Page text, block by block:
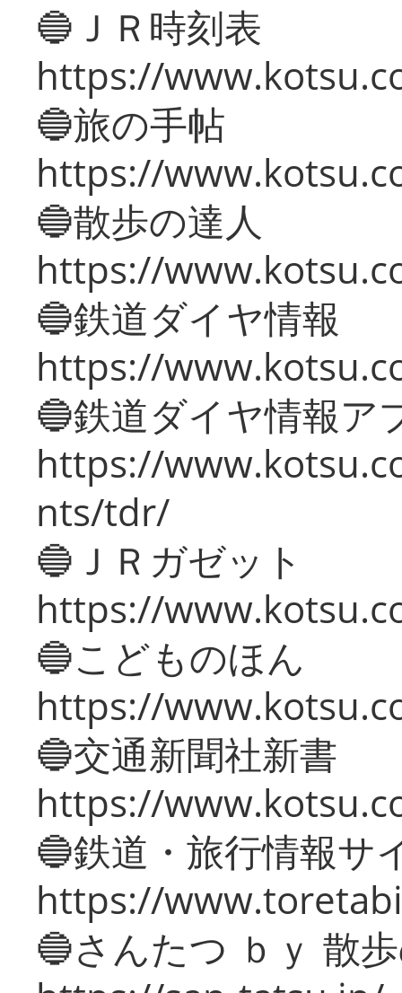
🔵ＪＲ時刻表
https://
🔵旅の手帖
https://
🔵散歩の達人
https://
🔵鉄道ダイヤ情報
https://
🔵鉄道ダイヤ情報ア
https://
nts/tdr/
🔵ＪＲガゼット
https://
🔵こどものほん
https://
🔵交通新聞社新書
https://
🔵鉄道・旅行情報サ
https://
🔵さんたつ ｂｙ 散